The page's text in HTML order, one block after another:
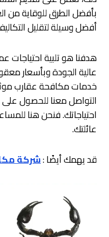
بأفضل الطرق للوقاية من
أفضل وسيلة لتقليل
هدفنا هو تلبية احتياجات
عالية الجودة وبأسعار
خدمات مكافحة عقارب
التواصل معنا للحصول
احتياجاتك. فنحن هنا
عائلتك.
قد يهمك أيضًا :شركة